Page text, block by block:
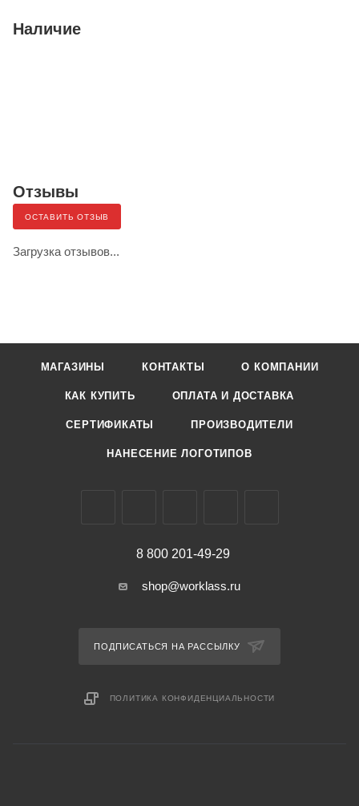
Наличие
Отзывы
ОСТАВИТЬ ОТЗЫВ
Загрузка отзывов...
МАГАЗИНЫ КОНТАКТЫ О КОМПАНИИ
КАК КУПИТЬ ОПЛАТА И ДОСТАВКА
СЕРТИФИКАТЫ ПРОИЗВОДИТЕЛИ
НАНЕСЕНИЕ ЛОГОТИПОВ
8 800 201-49-29
shop@worklass.ru
ПОДПИСАТЬСЯ НА РАССЫЛКУ
ПОЛИТИКА КОНФИДЕНЦИАЛЬНОСТИ